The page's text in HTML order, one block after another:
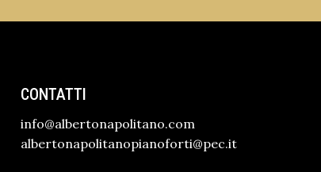
CONTATTI
info@albertonapolitano.com
albertonapolitanopianoforti@pec.it